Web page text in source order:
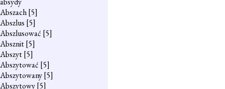
Abszach[5]
Abszlus [5]
Abszlusować [5]
Absznit[5]
Abszyt[5]
Abszytować [5]
Abszytowany[5]
Abszytowy[5]